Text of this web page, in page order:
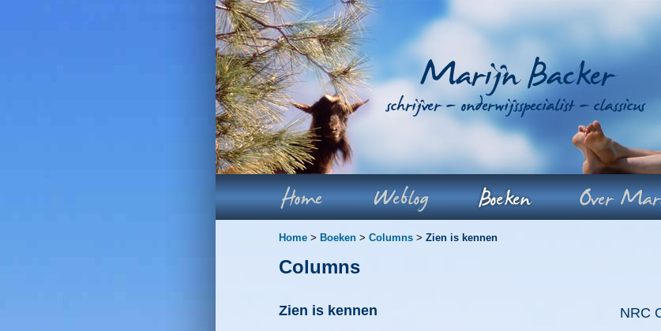
Home > Boeken > Columns > Zien is kennen
Columns
Zien is kennen NRC